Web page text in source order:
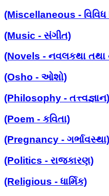
(Miscellaneous - વિવિધ
(Music - સંગીત)
(Novels - નવલકથા
(Osho - ઓશો)
(Philosophy - તત્ત્વજ્ઞાન)
(Poem - કવિતા)
(Pregnancy - ગર્ભાવસ્થા)
(Politics - રાજકારણ)
(Religious - ધાર્મિક)